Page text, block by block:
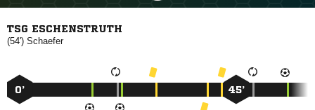
TSG ESCHENSTRUTH
(54') 
0’ 45’